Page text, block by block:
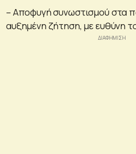
– Αποφυγή συνωστισμού στα
αυξημένη ζήτηση, με ευθύνη